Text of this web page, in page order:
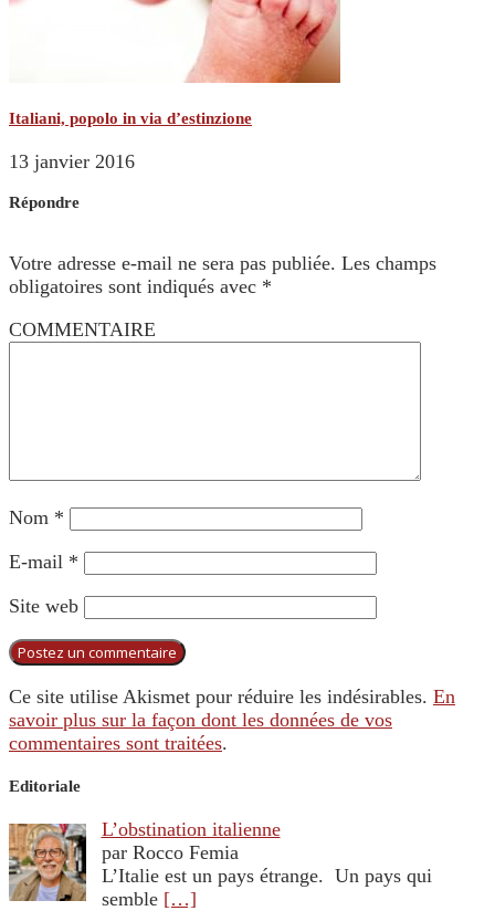
Italiani, popolo in via d’estinzione
13 janvier 2016
Répondre
Votre adresse e-mail ne sera pas publiée. Les champs
obligatoires sont indiqués avec *
COMMENTAIRE
Nom *
E-mail *
Site web
Ce site utilise Akismet pour réduire les indésirables. En
savoir plus sur la façon dont les données de vos
commentaires sont traitées.
Editoriale
L’obstination italienne
par Rocco Femia
L’Italie est un pays étrange. Un pays qui
semble […]